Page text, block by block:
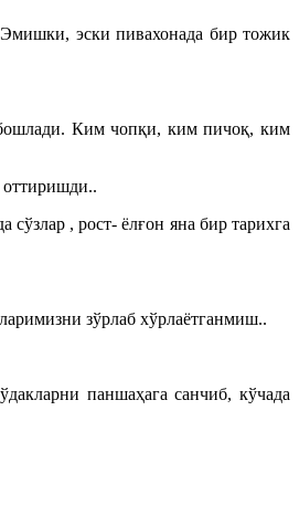
эски пивахонада бир тожик
Ким чопқи, ким пичоқ, ким
оттиришди..
, рост- ёлғон яна бир тарихга
зўрлаб хўрлаётганмиш..
паншаҳага санчиб, кўчада